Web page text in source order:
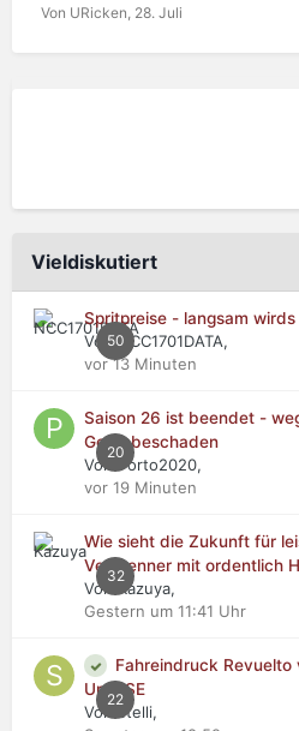
Von URicken, 28. Juli
Vieldiskutiert
50
Spritpreise - langsam
Von NCC1701DATA,
vor 13 Minuten
20
Saison 26 ist beendet -
Getriebeschaden
Von Porto2020,
vor 19 Minuten
32
Wie sieht die Zukunft für
Verbrenner mit ordentlich
Von Kazuya,
Gestern um 11:41 Uhr
22
Fahreindruck Revuelto
Urus SE
Von stelli,